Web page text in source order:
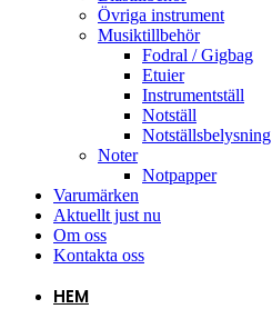
Övriga instrument
Musiktillbehör
Fodral / Gigbag
Etuier
Instrumentställ
Notställ
Notställsbelysning
Noter
Notpapper
Varumärken
Aktuellt just nu
Om oss
Kontakta oss
HEM